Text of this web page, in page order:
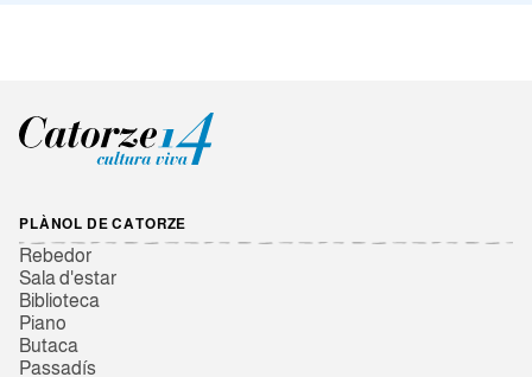
PLÀNOL DE CATORZE
Rebedor
Sala d'estar
Biblioteca
Piano
Butaca
Passadís